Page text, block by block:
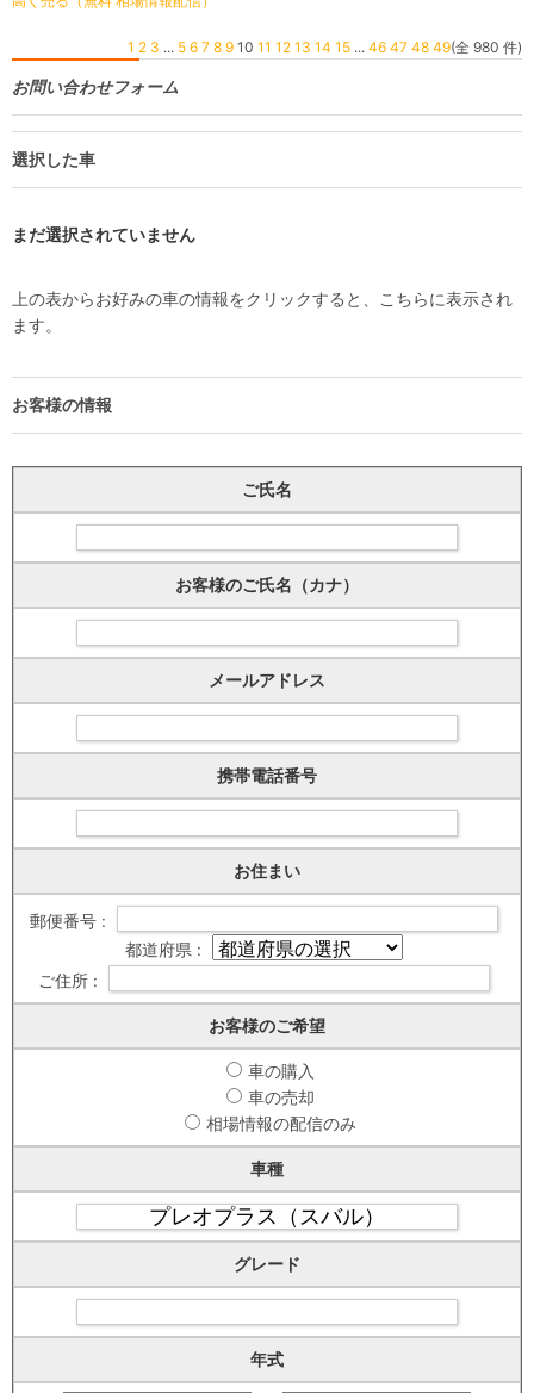
1 2 3 ... 5 6 7 8 9 10 11 12 13 14 15 ... 46 47 48 49(全 980 件)
お問い合わせフォーム
選択した車
まだ選択されていません
上の表からお好みの車の情報をクリックすると、こちらに表示され
ます。
お客様の情報
ご氏名
お客様のご氏名（カナ）
メールアドレス
携帯電話番号
お住まい
郵便番号 :
都道府県 :
ご住所 :
お客様のご希望
車の購入
車の売却
相場情報の配信のみ
車種
グレード
年式